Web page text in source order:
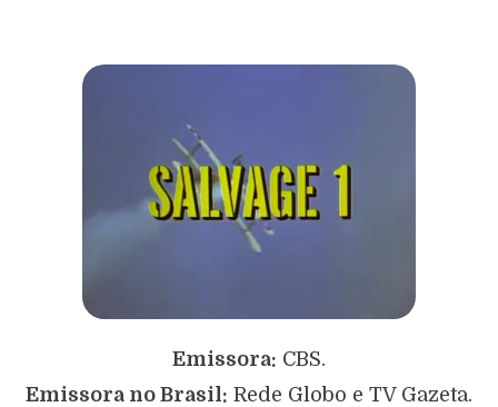
Emissora: CBS.
Emissora no Brasil: Rede Globo e TV Gazeta.